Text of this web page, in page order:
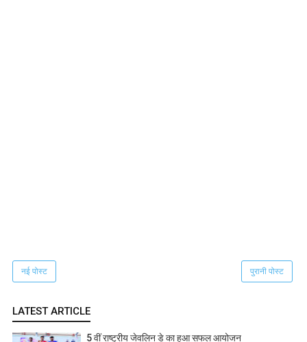
नई पोस्ट पुरानी पोस्ट
LATEST ARTICLE
5 वीं राष्ट्रीय जेवलिन डे का हुआ सफल आयोजन